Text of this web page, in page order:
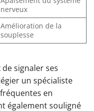
nerveux
Amélioration de la
souplesse
signaler ses
un spécialiste
en
également souligné